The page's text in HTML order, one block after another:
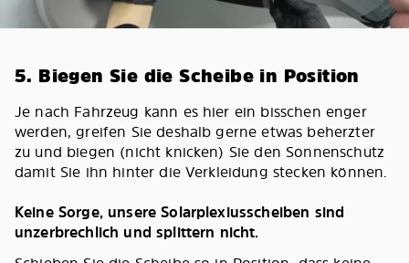
5. Biegen Sie die Scheibe in Position
Je nach Fahrzeug kann es hier ein bisschen enger
werden, greifen Sie deshalb gerne etwas beherzter
zu und biegen (nicht knicken) Sie den Sonnenschutz
damit Sie ihn hinter die Verkleidung stecken können.
Keine Sorge, unsere Solarplexiusscheiben sind
unzerbrechlich und splittern nicht.